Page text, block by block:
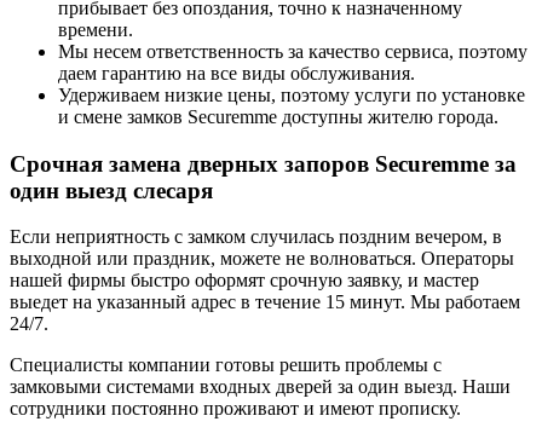
прибывает без опоздания, точно к назначенному
времени.
Мы несем ответственность за качество сервиса, поэтому
даем гарантию на все виды обслуживания.
Удерживаем низкие цены, поэтому услуги по установке
и смене замков Securemme доступны жителю города.
Срочная замена дверных запоров Securemme за
один выезд слесаря
Если неприятность с замком случилась поздним вечером, в
выходной или праздник, можете не волноваться. Операторы
нашей фирмы быстро оформят срочную заявку, и мастер
выедет на указанный адрес в течение 15 минут. Мы работаем
24/7.
Специалисты компании готовы решить проблемы с
замковыми системами входных дверей за один выезд. Наши
сотрудники постоянно проживают и имеют прописку.